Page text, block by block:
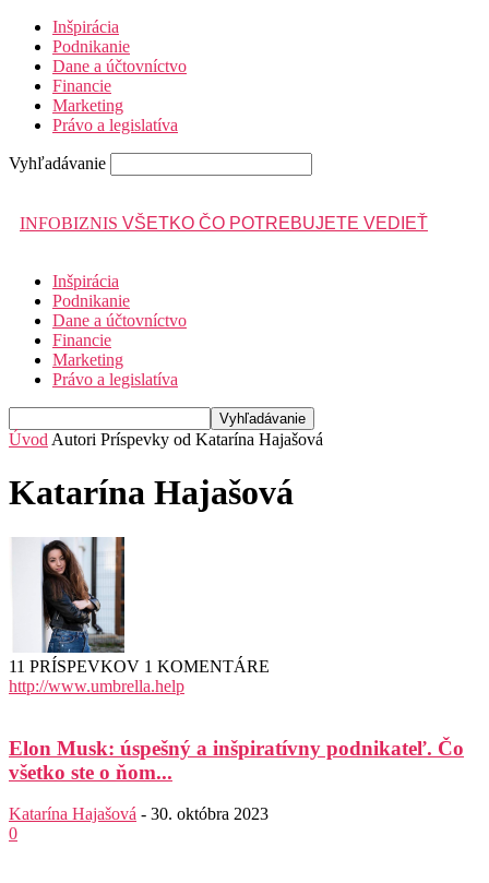
Inšpirácia
Podnikanie
Dane a účtovníctvo
Financie
Marketing
Právo a legislatíva
Vyhľadávanie
INFOBIZNIS VŠETKO ČO POTREBUJETE VEDIEŤ
Inšpirácia
Podnikanie
Dane a účtovníctvo
Financie
Marketing
Právo a legislatíva
Úvod Autori Príspevky od Katarína Hajašová
Katarína Hajašová
11 PRÍSPEVKOV 1 KOMENTÁRE
http://www.umbrella.help
Elon Musk: úspešný a inšpiratívny podnikateľ. Čo
všetko ste o ňom...
Katarína Hajašová - 30. októbra 2023
0